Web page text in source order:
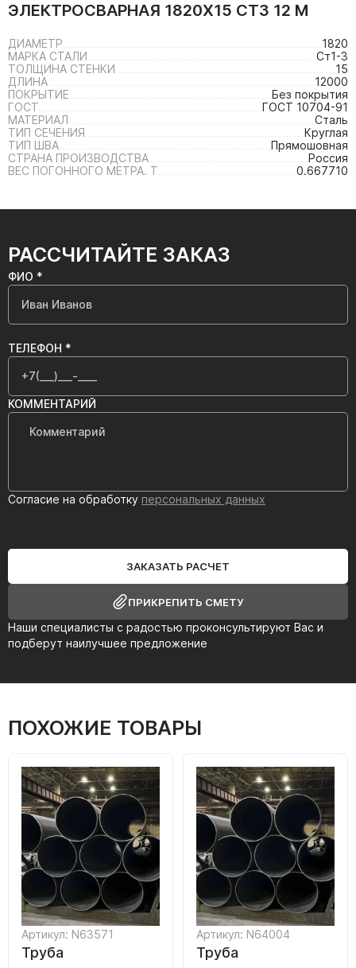
ЭЛЕКТРОСВАРНАЯ 1820Х15 СТ3 12 М
ДИАМЕТР
1820
МАРКА СТАЛИ
Ст1-3
ТОЛЩИНА СТЕНКИ
15
ДЛИНА
12000
ПОКРЫТИЕ
Без покрытия
ГОСТ
ГОСТ 10704-91
МАТЕРИАЛ
Сталь
ТИП СЕЧЕНИЯ
Круглая
ТИП ШВА
Прямошовная
СТРАНА ПРОИЗВОДСТВА
Россия
ВЕС ПОГОННОГО МЕТРА. Т
0.667710
РАССЧИТАЙТЕ ЗАКАЗ
Наши специалисты с радостью проконсультируют Вас и
подберут наилучшее предложение
ФИО *
ТЕЛЕФОН *
КОММЕНТАРИЙ
Согласие на обработку персональных данных
ЗАКАЗАТЬ РАСЧЕТ
ПРИКРЕПИТЬ СМЕТУ
ПОХОЖИЕ ТОВАРЫ
Артикул: N63571
Труба
Артикул: N64004
Труба